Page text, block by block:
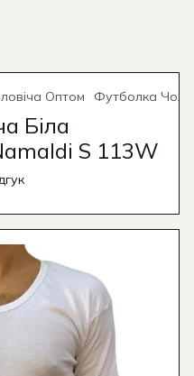
Оптом Футболка
Біла
S 113W